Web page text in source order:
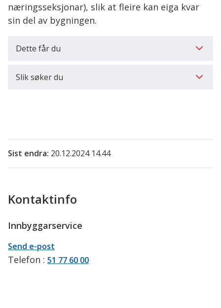
næringsseksjonar), slik at fleire kan eiga kvar
sin del av bygningen.
Dette får du
Slik søker du
Sist endra 20.12.2024 14.44
Kontaktinfo
Innbyggarservice
E-
post
Send e-post
Innbyggarservice
Telefon 51 77 60 00